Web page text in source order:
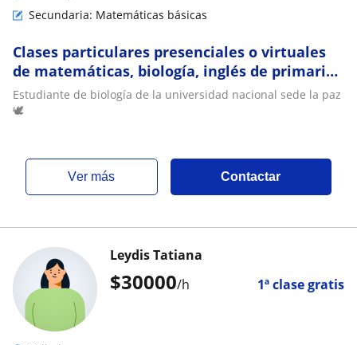
Secundaria: Matemáticas básicas
Clases particulares presenciales o virtuales
de matemáticas, biología, inglés de primaria
o secundaria
Estudiante de biología de la universidad nacional sede la paz
🕊️
ver más Contactar
$30000/h 1ª clase gratis
Leydis Tatiana